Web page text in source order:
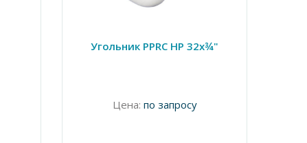
Угольник PPRC НР 32х¾"
Цена: по запросу